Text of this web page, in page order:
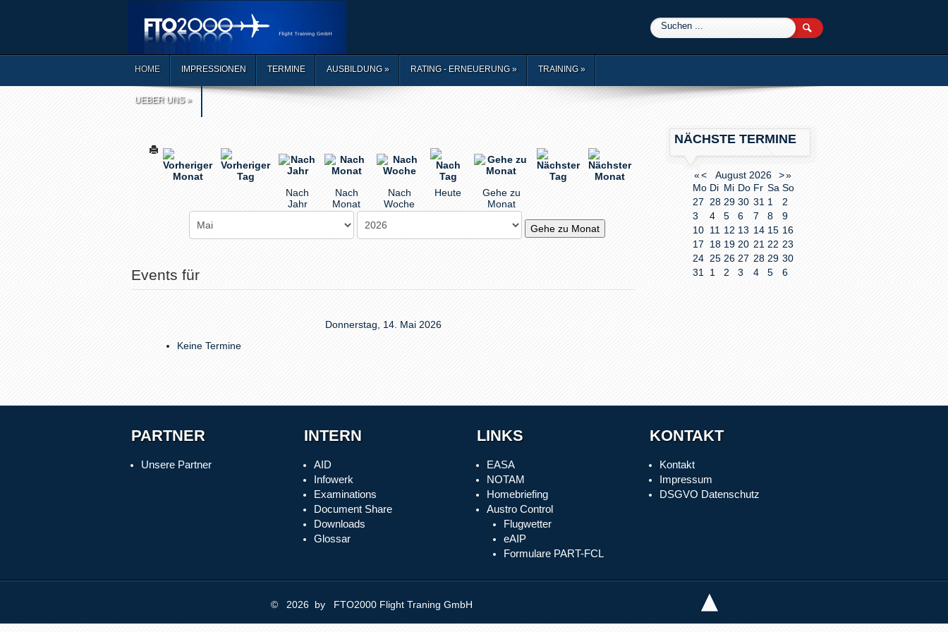
0
HOME IMPRESSIONEN TERMINE AUSBILDUNG» RATING - ERNEUERUNG» TRAINING»
UEBER UNS»
Nach
Jahr
Nach
Monat
Nach
Woche
Heute
Gehe zu
Monat
Gehe zu Monat
Events für
Donnerstag, 14. Mai 2026
Keine Termine
NÄCHSTE TERMINE
«< August 2026 >»
Mo Di Mi Do Fr Sa So
27
28 29 30 31 1
2
3
4 5 6 7 8
9
10 11 12 13 14 15 16
17 18 19 20 21 22 23
24 25 26 27 28 29 30
31
1 2 3 4 5 6
PARTNER
Unsere Partner
INTERN
AID
Infowerk
Examinations
Document Share
Downloads
Glossar
LINKS
EASA
NOTAM
Homebriefing
Austro Control
Flugwetter
eAIP
Formulare PART-FCL
KONTAKT
Kontakt
Impressum
DSGVO Datenschutz
© 2026 by FTO2000 Flight Traning GmbH